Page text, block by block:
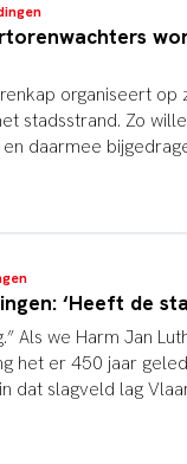
organiseert op
stadsstrand. Zo
daarmee
‘Heeft de
Als we Harm Jan
het er 450 jaar
dat slagveld lag